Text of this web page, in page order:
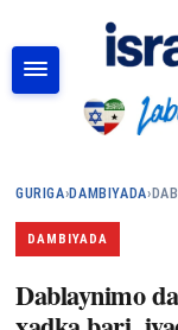
GURIGA›DAMBIYADA›
DAMBIYADA
Dablaynimo